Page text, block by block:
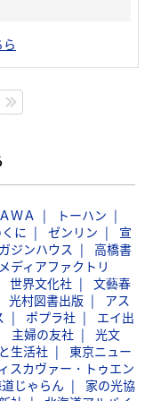
ＷＡ
トーハン
に ゼンリン
宣
ジンハウス
高橋書
メディアファクトリ
世界文化社
文藝春
光村図書出版
アス
ポプラ社
エイ出
主婦の友社
光文
生活社
東京ニュー
スカヴァー・トゥエン
じゃらん
家の光協